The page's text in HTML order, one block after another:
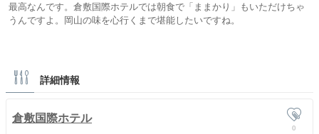
最高なんです。倉敷国際ホテルでは朝食で「ままかり」もいただけちゃ
うんですよ。岡山の味を心行くまで堪能したいですね。
詳細情報
倉敷国際ホテル
0